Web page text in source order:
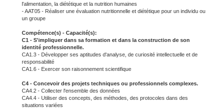
l'alimentation, la diététique et la nutrition humaines
- AAT05 - Réaliser une évaluation nutritionnelle et diététique pour un individu ou
un groupe
Compétence(s) - Capacité(s):
C1 - S'impliquer dans sa formation et dans la construction de son
identité professionnelle.
CA1.3 - Développer ses aptitudes d'analyse, de curiosité intellectuelle et de
responsabilité
CA1.6 - Exercer son raisonnement scientifique
C4 - Concevoir des projets techniques ou professionnels complexes.
CA4.2 - Collecter l'ensemble des données
CA4.4 - Utiliser des concepts, des méthodes, des protocoles dans des
situations variées